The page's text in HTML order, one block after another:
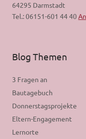
64295 Darmstadt
Tel.: 06151-601 44 40
Blog Themen
3 Fragen an
Bautagebuch
Donnerstagsprojekte
Eltern-Engagement
Lernorte